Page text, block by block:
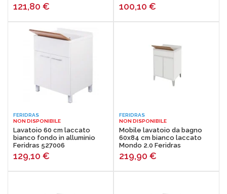
121,80 € 100,10 €
FERIDRAS
NON DISPONIBILE
Lavatoio 60 cm laccato
bianco fondo in alluminio
Feridras 527006
129,10 €
FERIDRAS
NON DISPONIBILE
Mobile lavatoio da bagno
60x84 cm bianco laccato
Mondo 2.0 Feridras
219,90 €